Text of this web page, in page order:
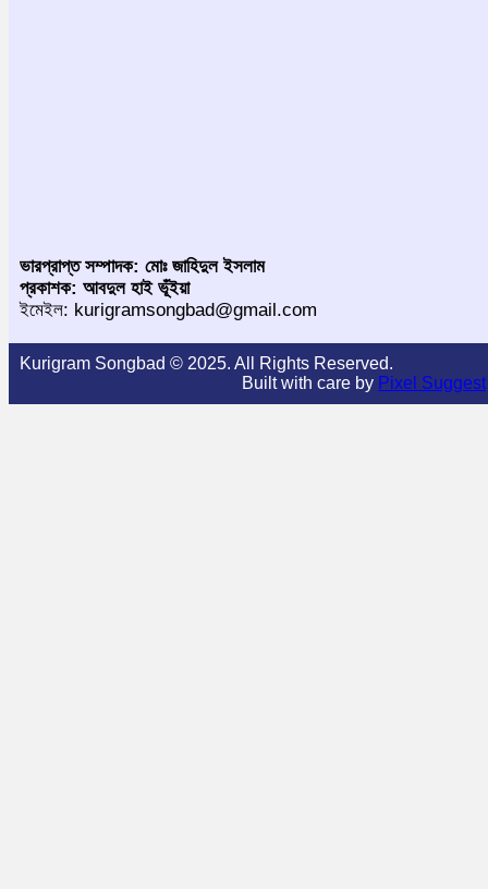
ভারপ্রাপ্ত সম্পাদক: মোঃ জাহিদুল ইসলাম
প্রকাশক: আবদুল হাই ভূঁইয়া
ইমেইল: kurigramsongbad@gmail.com
Kurigram Songbad © 2025. All Rights Reserved.
Built with care by Pixel Suggest